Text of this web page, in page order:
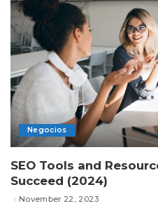
Negocios
SEO Tools and
Succeed (2024)
November 22, 2023